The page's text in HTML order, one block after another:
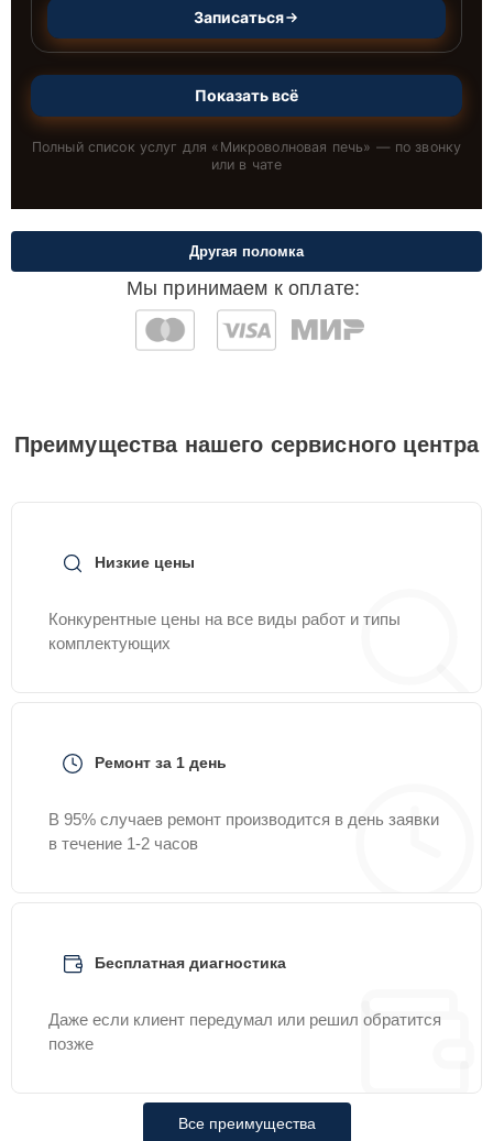
Записаться
Показать всё
Полный список услуг для « Микроволновая печь» — по звонку
или в чате
Мы принимаем к оплате:
Другая поломка
Преимущества нашего сервисного центра
Низкие цены
Конкурентные цены на все виды работ и типы
комплектующих
Ремонт за 1 день
В 95% случаев ремонт производится в день заявки
в течение 1-2 часов
Бесплатная диагностика
Даже если клиент передумал или решил обратится
позже
Все преимущества